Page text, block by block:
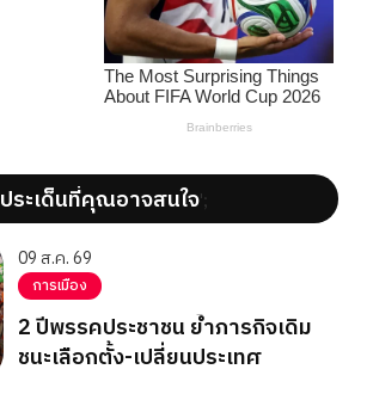
ประเด็นที่คุณอาจสนใจ';
09 ส.ค. 69
การเมือง
2 ปีพรรคประชาชน ย้ำภารกิจเดิม
ชนะเลือกตั้ง-เปลี่ยนประเทศ